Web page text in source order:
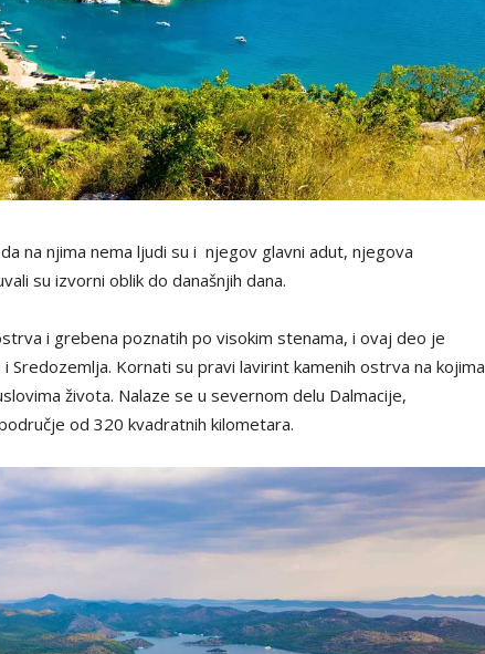
na njima nema ljudi su i njegov glavni adut, njegova
su izvorni oblik do današnjih dana.
i grebena poznatih po visokim stenama, i ovaj deo je
Sredozemlja. Kornati su pravi lavirint kamenih ostrva na kojima
života. Nalaze se u severnom delu Dalmacije,
od 320 kvadratnih kilometara.